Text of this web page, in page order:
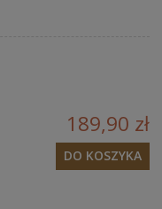
189,90 zł
DO KOSZYKA